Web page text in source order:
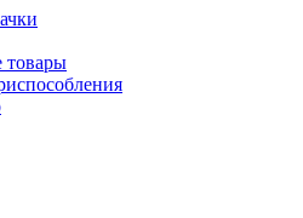
товары